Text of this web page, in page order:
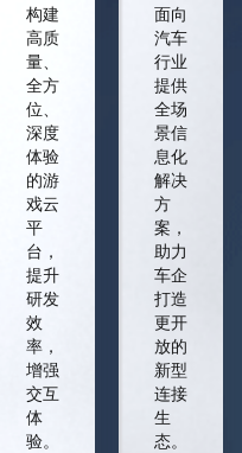
构建
高质
量、
全方
位、
深度
体验
的游
戏云
平
台，
提升
研发
效
率，
增强
交互
体
验。
面向
汽车
行业
提供
全场
景信
息化
解决
方
案，
助力
车企
打造
更开
放的
新型
连接
生
态。